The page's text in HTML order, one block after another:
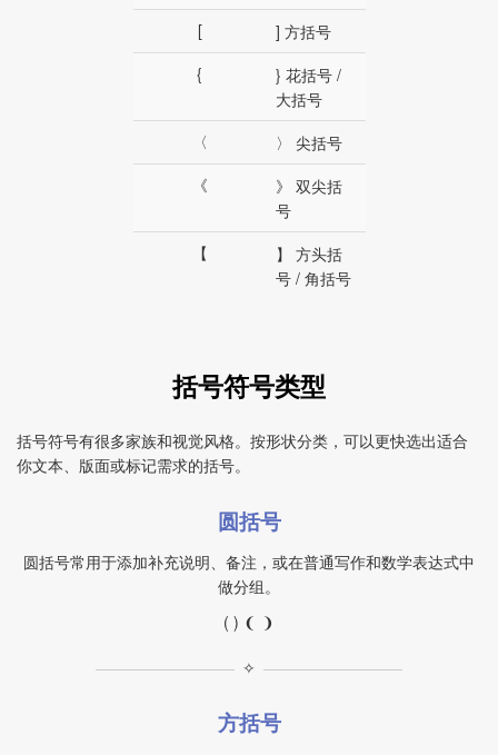
[
] 方括号
{
} 花括号 /
大括号
〈
〉 尖括号
《
》 双尖括
号
【
】 方头括
号 / 角括号
括号符号类型
括号符号有很多家族和视觉风格。按形状分类，可以更快选出适合
你文本、版面或标记需求的括号。
圆括号
圆括号常用于添加补充说明、备注，或在普通写作和数学表达式中
做分组。
( ) ❨ ❩
✧
方括号